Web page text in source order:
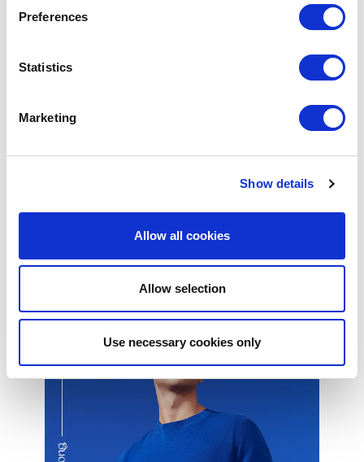
Preferences
Statistics
Marketing
Show details
Allow all cookies
Allow selection
Use necessary cookies only
“MésEuropa” compta amb el suport del programa Erasmus+ de la
Lecturer at Bachelor’s Degree in International